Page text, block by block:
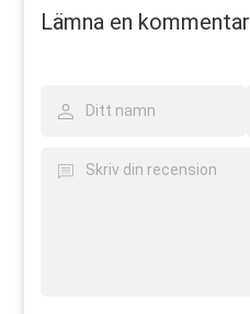
Lämna en kommentar